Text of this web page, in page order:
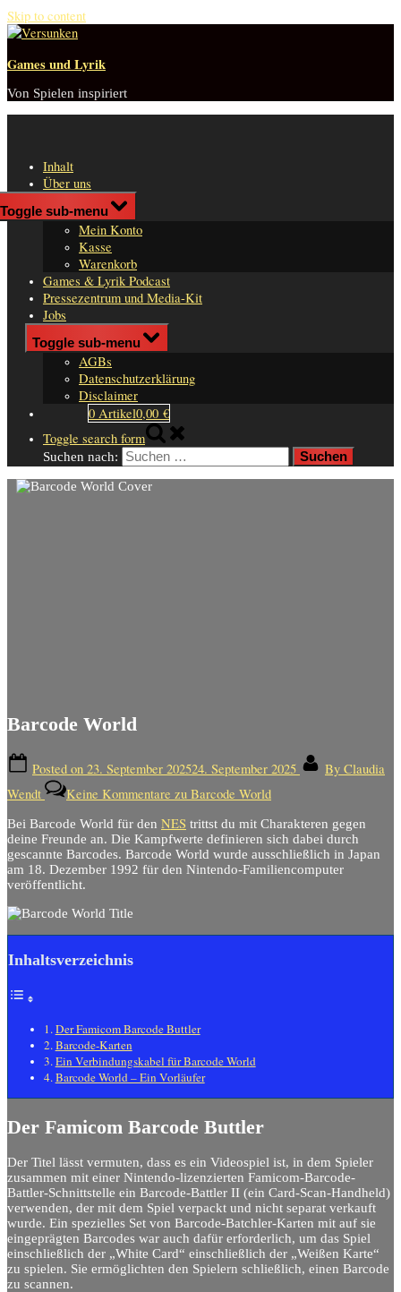
Skip to content
Games und Lyrik
Von Spielen inspiriert
Inhalt
Über uns
Shop
Toggle sub-menu
Mein Konto
Kasse
Warenkorb
Games & Lyrik Podcast
Pressezentrum und Media-Kit
Jobs
Impressum
Toggle sub-menu
AGBs
Datenschutzerklärung
Disclaimer
0 Artikel0,00 €
Toggle search form
Suchen nach:
Barcode World
Posted on 23. September 202524. September 2025 By Claudia
Wendt
Keine Kommentare zu Barcode World
Bei Barcode World für den NES trittst du mit Charakteren gegen
deine Freunde an. Die Kampfwerte definieren sich dabei durch
gescannte Barcodes. Barcode World wurde ausschließlich in Japan
am 18. Dezember 1992 für den Nintendo-Familiencomputer
veröffentlicht.
Inhaltsverzeichnis
Der Famicom Barcode Buttler
Barcode-Karten
Ein Verbindungskabel für Barcode World
Barcode World – Ein Vorläufer
Der Famicom Barcode Buttler
Der Titel lässt vermuten, dass es ein Videospiel ist, in dem Spieler
zusammen mit einer Nintendo-lizenzierten Famicom-Barcode-
Battler-Schnittstelle ein Barcode-Battler II (ein Card-Scan-Handheld)
verwenden, der mit dem Spiel verpackt und nicht separat verkauft
wurde. Ein spezielles Set von Barcode-Batchler-Karten mit auf sie
eingeprägten Barcodes war auch dafür erforderlich, um das Spiel
einschließlich der „White Card“ einschließlich der „Weißen Karte“
zu spielen. Sie ermöglichten den Spielern schließlich, einen Barcode
zu scannen.